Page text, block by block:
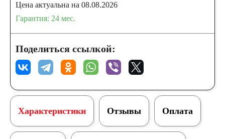
Цена актуальна на 08.08.2026
Гарантия: 24 мес.
Поделиться ссылкой:
Характеристики Отзывы Оплата